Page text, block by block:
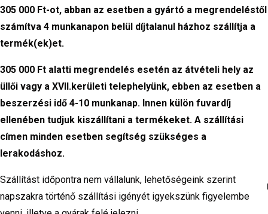
305 000 Ft-ot, abban az esetben a gyártó a megrendeléstől
számítva 4 munkanapon belül díjtalanul házhoz szállítja a
termék(ek)et.
305 000 Ft alatti megrendelés esetén az átvételi hely az
üllői vagy a XVII.kerületi telephelyünk, ebben az esetben a
beszerzési idő 4-10 munkanap. Innen külön fuvardíj
ellenében tudjuk kiszállítani a termékeket. A szállítási
címen minden esetben segítség szükséges a
lerakodáshoz.
Szállítást időpontra nem vállalunk, lehetőségeink szerint
napszakra történő szállítási igényét igyekszünk figyelembe